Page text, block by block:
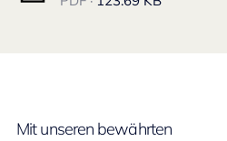
Mit unseren bewährten